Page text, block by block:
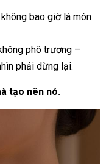
bao giờ là món
phô trương –
phải dừng lại.
tạo nên nó.